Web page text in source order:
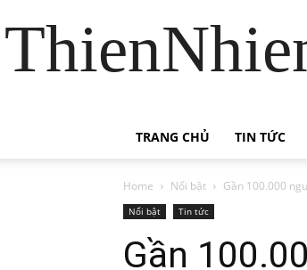
TRANG CHỦ TIN TỨC
Home Nổi bật Gần 100.000
Nổi bật Tin tức
Gần